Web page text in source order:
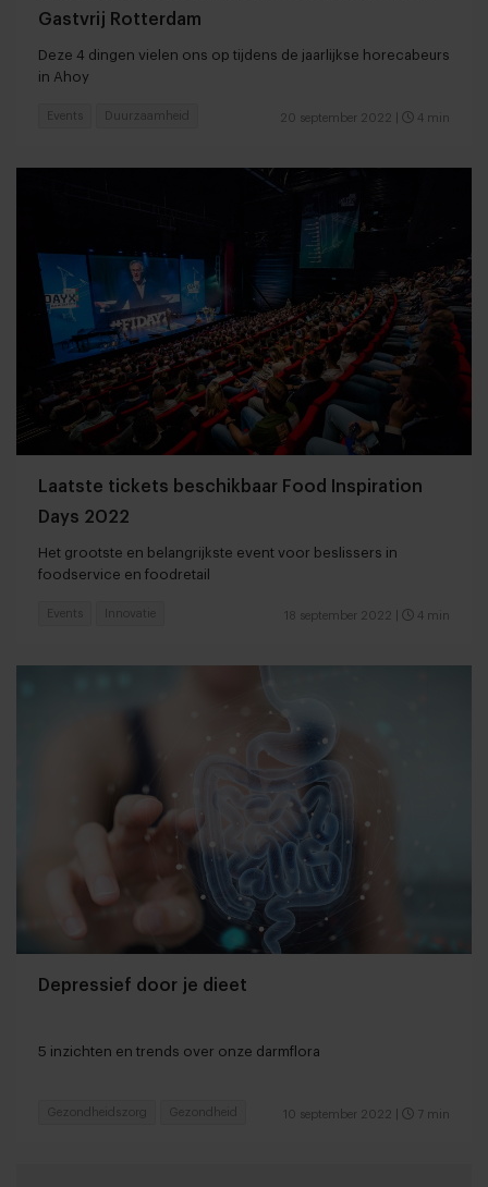
Gastvrij Rotterdam
Deze 4 dingen vielen ons op tijdens de jaarlijkse horecabeurs
in Ahoy
20 september 2022 4 min
Events Duurzaamheid
Laatste tickets beschikbaar Food Inspiration
Days 2022
Het grootste en belangrijkste event voor beslissers in
foodservice en foodretail
18 september 2022 4 min
Events Innovatie
Depressief door je dieet
5 inzichten en trends over onze darmflora
10 september 2022 7 min
Gezondheidszorg Gezondheid